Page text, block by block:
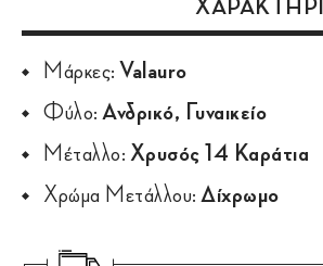
Μάρκες: Valauro
Φύλο: Ανδρικό, Γυναικείο
Μέταλλο: Χρυσός 14 Καράτια
Χρώμα Μετάλλου: Δίχρωμο